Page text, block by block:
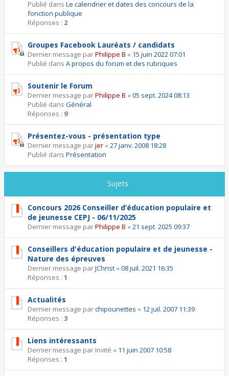
Publié dans Le calendrier et dates des concours de la
fonction publique
Réponses : 2
Groupes Facebook Lauréats / candidats
Dernier message parPhilippe B « 15 juin 2022 07:01
Publié dans A propos du forum et des rubriques
Soutenir le Forum
Dernier message parPhilippe B « 05 sept. 2024 08:13
Publié dans Général
Réponses : 9
Présentez-vous - présentation type
Dernier message parjer « 27 janv. 2008 18:28
Publié dans Présentation
Sujets
Concours 2026 Conseiller d’éducation populaire et
de jeunesse CEPJ - 06/11/2025
Dernier message parPhilippe B « 21 sept. 2025 09:37
Conseillers d'éducation populaire et de jeunesse -
Nature des épreuves
Dernier message parJChrist « 08 juil. 2021 16:35
Réponses : 1
Actualités
Dernier message parchipounettes « 12 juil. 2007 11:39
Réponses : 3
Liens intéressants
Dernier message par Invité « 11 juin 2007 10:58
Réponses : 1